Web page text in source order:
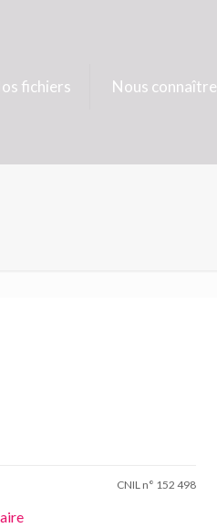
fichiers Nous connaître
CNIL n° 152 498